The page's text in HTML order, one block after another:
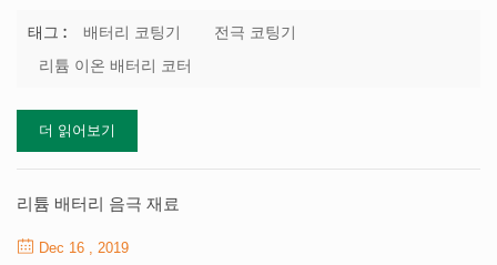
스크레이퍼 유형, 롤 투롤 전사 코팅 유형 및 슬릿 압출 유형이다. 일
반적으로 실험실 장비는 스크레이퍼 유형을 채택하고 3c 배터리는
을 채택합니다. 스크레이퍼 코팅 : 포일 기판은 코팅 롤러를 통과하
여 슬러리 트로프와 직접 접촉하고, 과량의 슬러리는 포일 기판 상에
재료의 표면은 균일 한 코팅을 형성한다. 롤 투롤 전사 코팅 : 코팅
롤러가 회전하여 슬러리를 구동하고, 슬러리 ...
태그 : 배터리 코팅기
전극 코팅기
리튬 이온 배터리 코터
더 읽어보기
리튬 배터리 음극 재료
Dec 16 , 2019